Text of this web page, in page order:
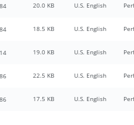
20.0 KB U.S. English
18.5 KB U.S. English
19.0 KB U.S. English
22.5 KB U.S. English
17.5 KB U.S. English